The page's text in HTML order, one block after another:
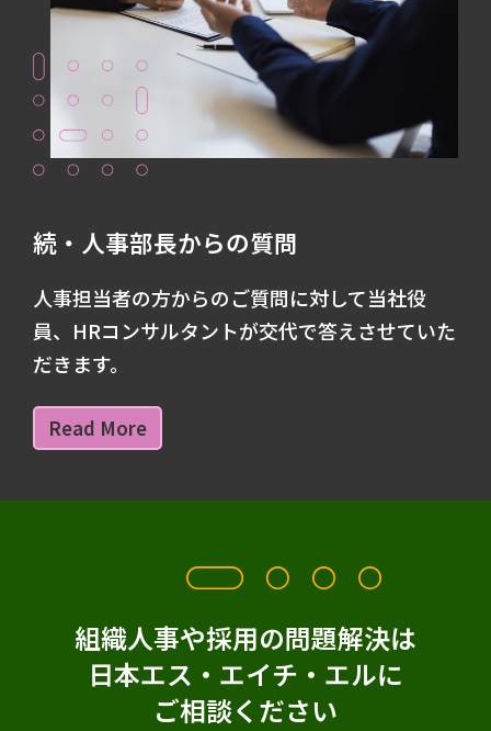
続・人事部長からの質問
人事担当者の方からのご質問に対して当社役
員、HRコンサルタントが交代で答えさせていた
だきます。
Read More
組織人事や採用の問題解決は
日本エス・エイチ・エルに
ご相談ください